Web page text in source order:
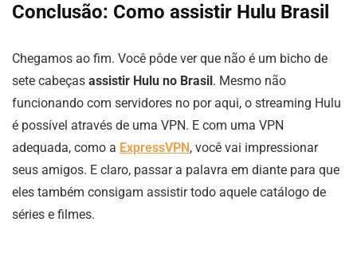
Conclusão: Como assistir Hulu Brasil
Chegamos ao fim. Você pôde ver que não é um bicho de
sete cabeças assistir Hulu no Brasil . Mesmo não
funcionando com servidores no por aqui, o streaming Hulu
é possível através de uma VPN. E com uma VPN
adequada, como a ExpressVPN , você vai impressionar
seus amigos. E claro, passar a palavra em diante para que
eles também consigam assistir todo aquele catálogo de
séries e filmes.